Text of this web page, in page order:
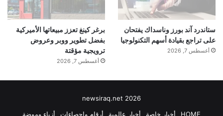
ستاندرد آند بورز وناسداك يفتحان
على تراجع بقيادة أسهم التكنولوجيا
أغسطس 7, 2026
برغر كينغ تعزز مبيعاتها الأميركية
بفضل تطوير ووبر وعروض
ترويجية مؤقتة
أغسطس 7, 2026
newsiraq.net 2026
HOME
أخبار خاصة أخبار عالمية أرقام وإحصاءات أزياء وموضة